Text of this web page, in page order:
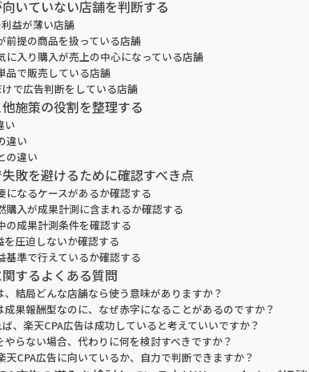
いていない店舗を判断する
益が薄い店舗
前提の商品を扱っている店舗
に入り購入が売上の中心になっている店舗
品で販売している店舗
けで広告判断をしている店舗
施策の役割を整理する
い
違い
の違い
敗を避けるために確認すべき点
になるケースがあるか確認する
購入が成果計測に含まれるか確認する
の成果計測条件を確認する
を圧迫しないか確認する
基準で行えているか確認する
するよくある質問
、結局どんな店舗なら使う意味がありますか？
成果報酬型なのに、なぜ赤字になることがあるのですか？
、楽天CPA広告は成功していると考えていいですか？
やらない場合、代わりに何を検討すべきですか？
天CPA広告に向いているか、自力で判断できますか？